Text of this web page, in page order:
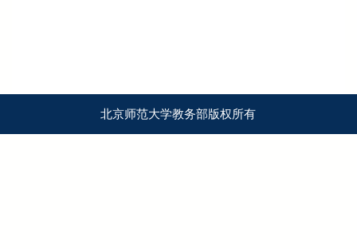
北京师范大学教务部版权所有